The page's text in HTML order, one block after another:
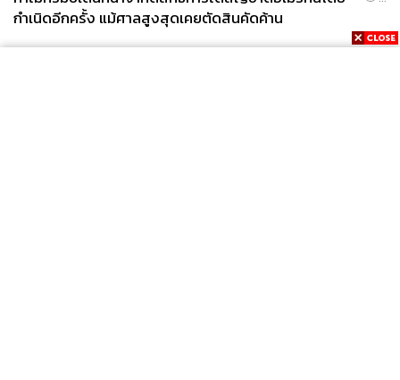
กำเนิดอีกครั้ง แม้ศาลสูงสุดเคยตัดสินคัดค้าน